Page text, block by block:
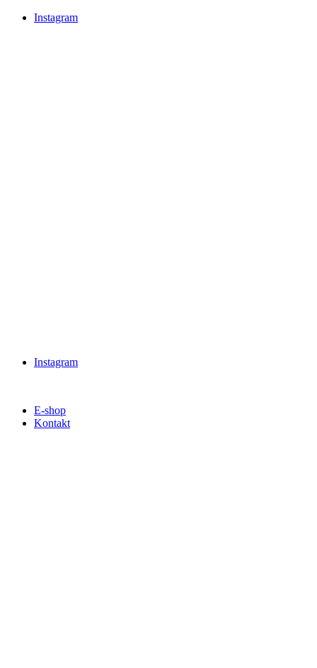
Instagram
Instagram
E-shop
Kontakt